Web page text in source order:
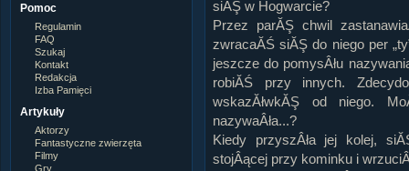
Pomoc
Regulamin
FAQ
Szukaj
Kontakt
Redakcja
Izba Pamięci
Artykuły
Aktorzy
Fantastyczne zwierzęta
Filmy
Gry
siĂŞ w Hogwarcie?
Przez parĂŞ chwil
zwracaĂŚ siĂŞ do niego per
jeszcze do pomysÂłu
robiĂŚ przy innych.
wskazĂłwkĂŞ od niego.
nazywaÂła...?
Kiedy przyszÂła jej kolej,
stojÂącej przy kominku i